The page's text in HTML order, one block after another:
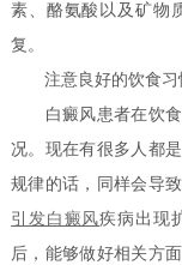
素、酪氨酸以及矿物
复。
注意良好的饮食习
白癜风患者在饮食
况。现在有很多人都
规律的话，同样会导
引发白癜风疾病出现
后，能够做好相关方